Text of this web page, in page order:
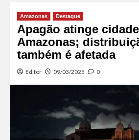
Amazonas Destaque
Apagão atinge
Amazonas;
também é afetada
Editor 09/03/2025 0